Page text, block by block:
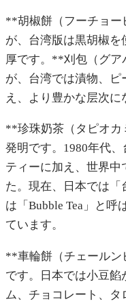
**胡椒餅（フーチョ
が、台湾版は黒胡椒
厚です。**刈包（グ
が、台湾では漬物、
え、より豊かな层次に
**珍珠奶茶（タピオ
発明です。1980年代
ティーに加え、世界中
た。現在、日本では
は「Bubble Tea」と呼
ています。
**車輪餅（チェール
です。日本では小豆
ム、チョコレート、